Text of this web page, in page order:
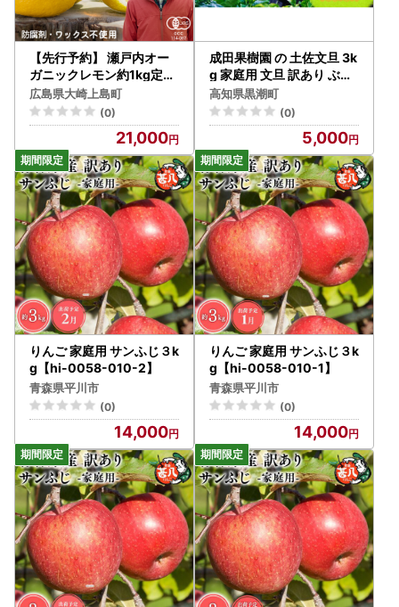
【先行予約】 瀬戸内オー
ガニックレモン約1kg定期
便 月1回×3回 12月以降発
送 有機JAS認証 果物 皮ま
で使える 国産 通販 お取り
広島県大崎上島町
(0)
21,000
成田果樹園 の 土佐文旦 3k
g 家庭用 文旦 訳あり ぶん
たん [1919]
高知県黒潮町
(0)
5,000
りんご 家庭用 サンふじ３k
g【hi-0058-010-2】
青森県平川市
(0)
14,000
りんご 家庭用 サンふじ３k
g【hi-0058-010-1】
青森県平川市
(0)
14,000